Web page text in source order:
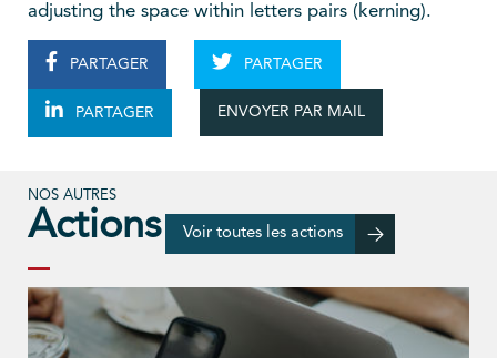
adjusting the space within letters pairs (kerning).
PARTAGER PARTAGER
PARTAGER ENVOYER PAR MAIL
NOS AUTRES
Actions Voir toutes les actions